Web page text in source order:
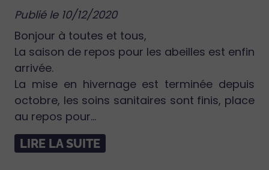
Publié le 10/12/2020
Bonjour à toutes et tous,
La saison de repos pour les abeilles est enfin
arrivée.
La mise en hivernage est terminée depuis
octobre, les soins sanitaires sont finis, place
au repos pour...
LIRE LA SUITE